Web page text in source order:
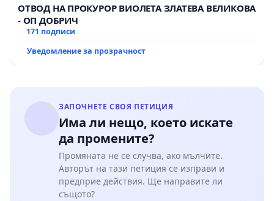
ОТВОД НА ПРОКУРОР ВИОЛЕТА ЗЛАТЕВА ВЕЛИКОВА
- ОП ДОБРИЧ
171 подписи
Уведомление за прозрачност
ЗАПОЧНЕТЕ СВОЯ ПЕТИЦИЯ
Има ли нещо, което искате
да промените?
Промяната не се случва, ако мълчите.
Авторът на тази петиция се изправи и
предприе действия. Ще направите ли
същото?